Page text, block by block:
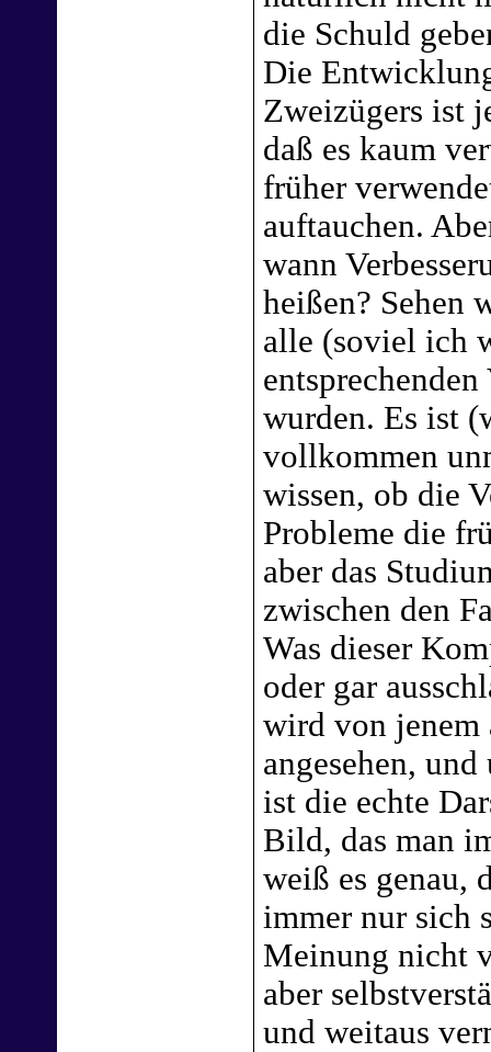
die Schuld
Die
Zweizügers ist
daß es kaum
früher
auftauchen.
wann
heißen? Sehen
alle (soviel ich
wurden. Es ist
vollkommen
wissen, ob die
Probleme die
aber das
zwischen den
Was dieser
oder gar
wird von jenem
angesehen,
ist die echte
Bild, das man
weiß es genau,
immer nur sich
Meinung nicht
aber
und weitaus